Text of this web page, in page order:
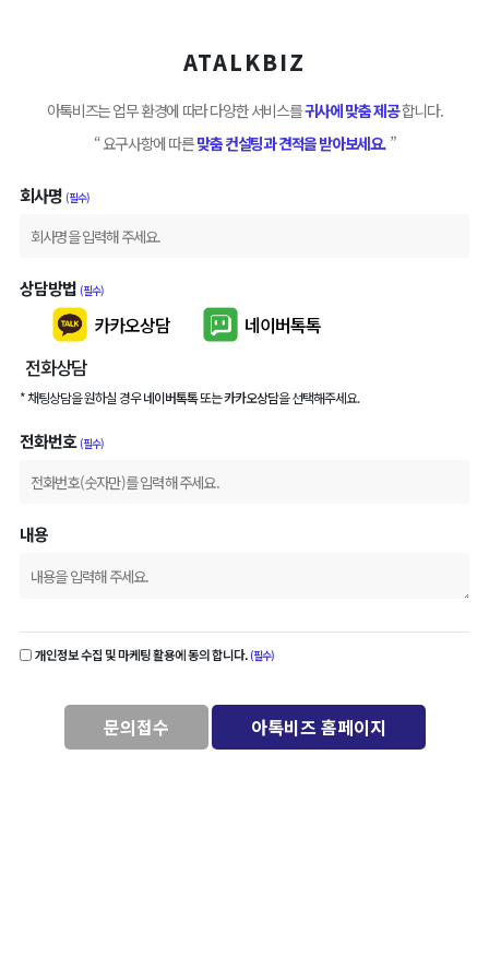
ATALKBIZ
아톡비즈는 업무 환경에 따라 다양한 서비스를귀사에 맞춤 제공합니다.
“ 요구사항에 따른맞춤 컨설팅과 견적을 받아보세요. ”
회사명 (필수)
상담방법 (필수)
전화상담
카카오상담 네이버톡톡
* 채팅상담을 원하실 경우네이버톡톡또는카카오상담을 선택해주세요.
전화번호 (필수)
내용
개인정보 수집 및 마케팅 활용에 동의 합니다. (필수)
문의접수 아톡비즈 홈페이지